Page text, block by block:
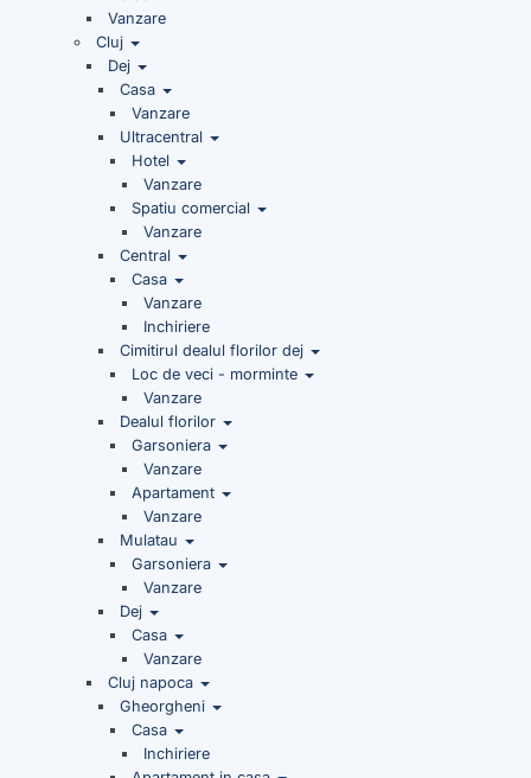
Vanzare
Cluj
Dej
Casa
Vanzare
Ultracentral
Hotel
Vanzare
Spatiu comercial
Vanzare
Central
Casa
Vanzare
Inchiriere
Cimitirul dealul florilor dej
Loc de veci - morminte
Vanzare
Dealul florilor
Garsoniera
Vanzare
Apartament
Vanzare
Mulatau
Garsoniera
Vanzare
Dej
Casa
Vanzare
Cluj napoca
Gheorgheni
Casa
Inchiriere